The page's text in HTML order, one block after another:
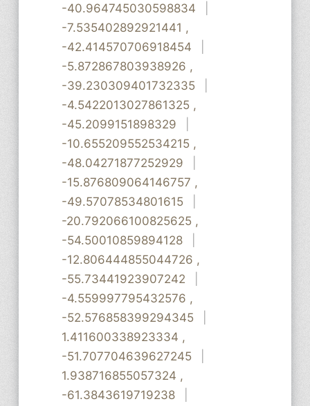
-40.964745030598834
-7.535402892921441 ,
-42.414570706918454
-5.872867803938926 ,
-39.230309401732335
-4.5422013027861325 ,
-45.2099151898329
-10.655209552534215 ,
-48.04271877252929
-15.876809064146757 ,
-49.57078534801615
-20.792066100825625 ,
-54.50010859894128
-12.806444855044726 ,
-55.73441923907242
-4.559997795432576 ,
-52.576858399294345
1.411600338923334 ,
-51.707704639627245
1.938716855057324 ,
-61.3843619719238